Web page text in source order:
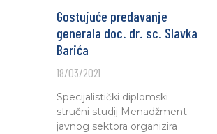
Gostujuće predavanje
generala doc. dr. sc. Slavka
Barića
18/03/2021
Specijalistički diplomski
stručni studij Menadžment
javnog sektora organizira